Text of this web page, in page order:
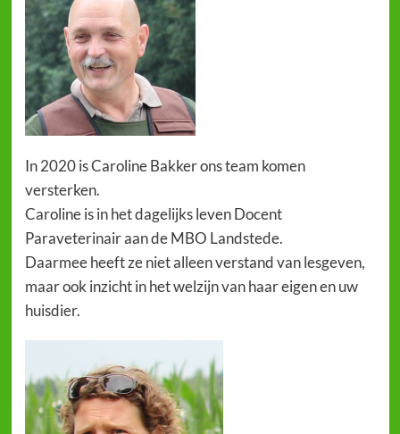
In 2020 is Caroline Bakker ons team komen
versterken.
Caroline is in het dagelijks leven Docent
Paraveterinair aan de MBO Landstede.
Daarmee heeft ze niet alleen verstand van lesgeven,
maar ook inzicht in het welzijn van haar eigen en uw
huisdier.